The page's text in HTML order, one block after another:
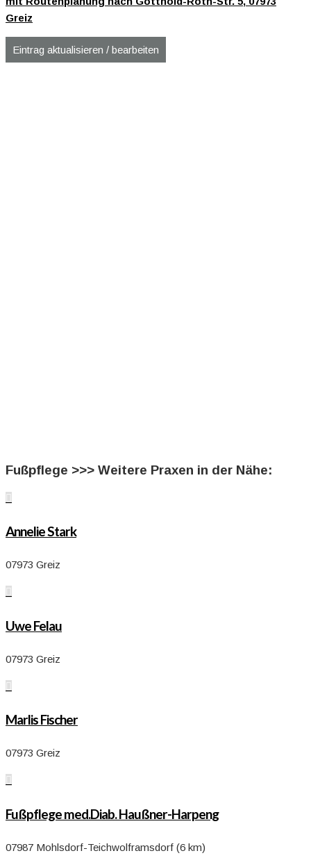
Greiz
Fußpflege >>> Weitere Praxen in der Nähe:

Annelie Stark
07973 Greiz

Uwe Felau
07973 Greiz

Marlis Fischer
07973 Greiz

Fußpflege med.Diab. Haußner-Harpeng
07987 Mohlsdorf-Teichwolframsdorf (6 km)